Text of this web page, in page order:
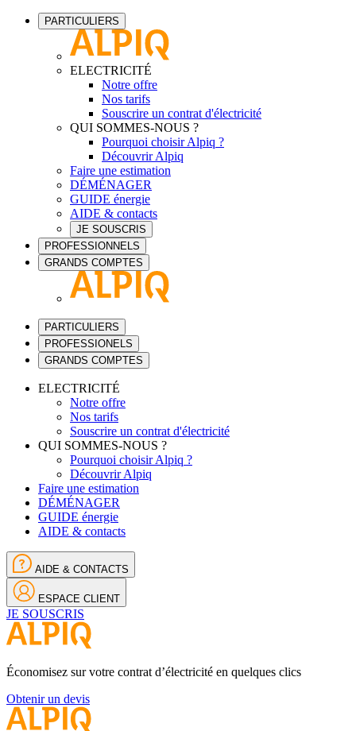
PARTICULIERS
ELECTRICITÉ
Notre offre
Nos tarifs
Souscrire un contrat d'électricité
QUI SOMMES-NOUS ?
Pourquoi choisir Alpiq ?
Découvrir Alpiq
Faire une estimation
DÉMÉNAGER
GUIDE énergie
AIDE & contacts
JE SOUSCRIS
PROFESSIONNELS
GRANDS COMPTES
PARTICULIERS
PROFESSIONELS
GRANDS COMPTES
ELECTRICITÉ
Notre offre
Nos tarifs
Souscrire un contrat d'électricité
QUI SOMMES-NOUS ?
Pourquoi choisir Alpiq ?
Découvrir Alpiq
Faire une estimation
DÉMÉNAGER
GUIDE énergie
AIDE & contacts
AIDE & CONTACTS
ESPACE CLIENT
JE SOUSCRIS
Économisez sur votre contrat d’électricité en quelques clics
Obtenir un devis